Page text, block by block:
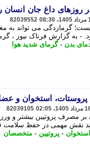
داغ جان انسان
82039552
گرمازدگی می تواند به
گزارش فرتاک نیوز ،
بدن -گرمای شدید هوا
82039105
بر مصرف پروتیین بیشتر و
نقش مهمی در حفظ سلامت
استخوان - پروتیین - متخصصان